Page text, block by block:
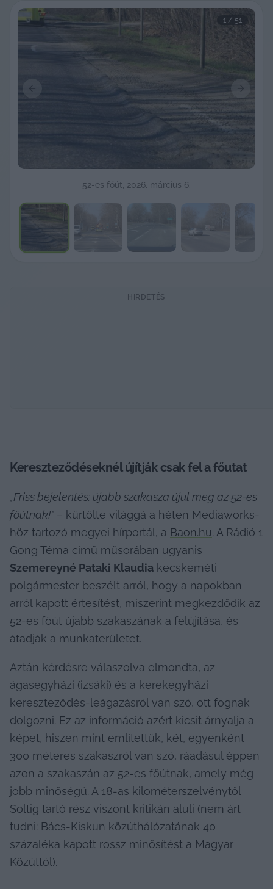
1 / 51
Previous slide Next
52-es főút, 2026. március 6.
HIRDETÉS
Kereszteződéseknél újítják csak fel a főutat
„Friss bejelentés: újabb szakasza újul meg az 52-es
főútnak!” – kürtölte világgá a héten Mediaworks-
höz tartozó megyei hírportál, a Baon.hu. A Rádió 1
Szemereyné Pataki Klaudia kecskeméti
polgármester beszélt arról, hogy a napokban
arról kapott értesítést, miszerint megkezdődik az
52-es főút újabb szakaszának a felújítása, és
átadják a munkaterületet.
Aztán kérdésre válaszolva elmondta, az
ágasegyházi (izsáki) és a kerekegyházi
kereszteződés-leágazásról van szó, ott fognak
dolgozni. Ez az információ azért kicsit árnyalja a
képet, hiszen mint említettük, két, egyenként
300 méteres szakaszról van szó, ráadásul éppen
azon a szakaszán az 52-es főútnak, amely még
jobb minőségű. A 18-as kilométerszelvénytől
Soltig tartó rész viszont kritikán aluli (nem árt
tudni: Bács-Kiskun közúthálózatának 40
százaléka kapott rossz minősítést a Magyar
Közúttól).